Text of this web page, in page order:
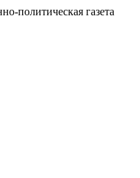
политическая газета